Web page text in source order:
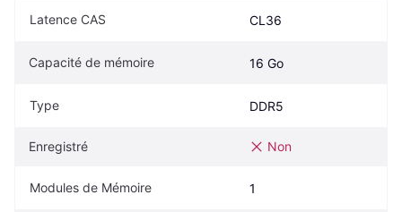
Latence CAS CL36
Capacité de mémoire 16 Go
Type DDR5
Enregistré Non
Modules de Mémoire 1